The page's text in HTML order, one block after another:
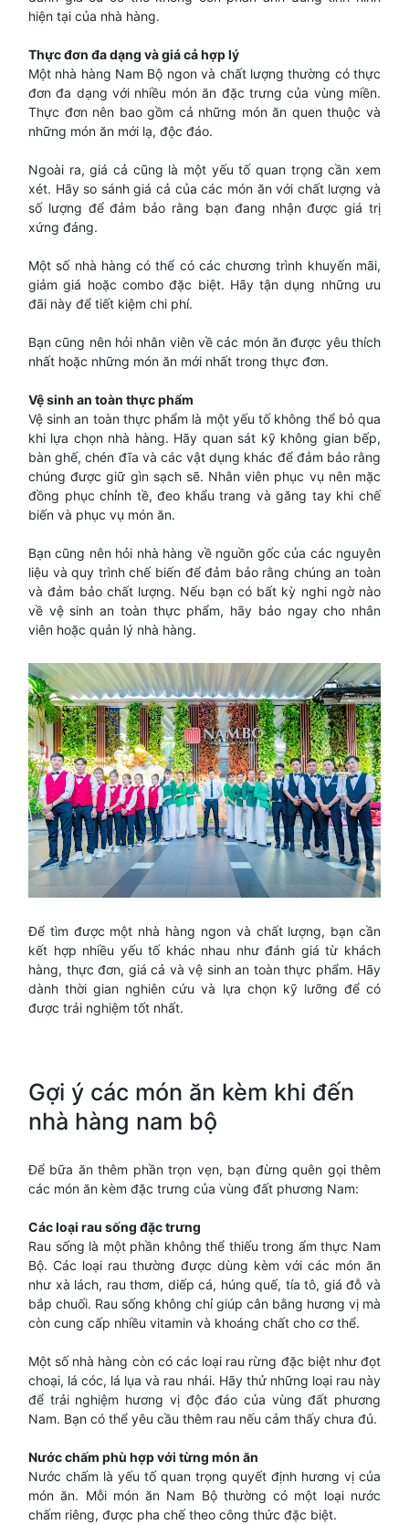
hiện tại của nhà hàng.
Thực đơn đa dạng và giá cả hợp lý
Một nhà hàng Nam Bộ ngon và chất lượng thường có thực
đơn đa dạng với nhiều món ăn đặc trưng của vùng miền.
Thực đơn nên bao gồm cả những món ăn quen thuộc và
những món ăn mới lạ, độc đáo.
Ngoài ra, giá cả cũng là một yếu tố quan trọng cần xem
xét. Hãy so sánh giá cả của các món ăn với chất lượng và
số lượng để đảm bảo rằng bạn đang nhận được giá trị
xứng đáng.
Một số nhà hàng có thể có các chương trình khuyến mãi,
giảm giá hoặc combo đặc biệt. Hãy tận dụng những ưu
đãi này để tiết kiệm chi phí.
Bạn cũng nên hỏi nhân viên về các món ăn được yêu thích
nhất hoặc những món ăn mới nhất trong thực đơn.
Vệ sinh an toàn thực phẩm
Vệ sinh an toàn thực phẩm là một yếu tố không thể bỏ qua
khi lựa chọn nhà hàng. Hãy quan sát kỹ không gian bếp,
bàn ghế, chén đĩa và các vật dụng khác để đảm bảo rằng
chúng được giữ gìn sạch sẽ. Nhân viên phục vụ nên mặc
đồng phục chỉnh tề, đeo khẩu trang và găng tay khi chế
biến và phục vụ món ăn.
Bạn cũng nên hỏi nhà hàng về nguồn gốc của các nguyên
liệu và quy trình chế biến để đảm bảo rằng chúng an toàn
và đảm bảo chất lượng. Nếu bạn có bất kỳ nghi ngờ nào
về vệ sinh an toàn thực phẩm, hãy báo ngay cho nhân
viên hoặc quản lý nhà hàng.
Để tìm được một nhà hàng ngon và chất lượng, bạn cần
kết hợp nhiều yếu tố khác nhau như đánh giá từ khách
hàng, thực đơn, giá cả và vệ sinh an toàn thực phẩm. Hãy
dành thời gian nghiên cứu và lựa chọn kỹ lưỡng để có
được trải nghiệm tốt nhất.
Gợi ý các món ăn kèm khi đến
nhà hàng nam bộ
Để bữa ăn thêm phần trọn vẹn, bạn đừng quên gọi thêm
các món ăn kèm đặc trưng của vùng đất phương Nam:
Các loại rau sống đặc trưng
Rau sống là một phần không thể thiếu trong ẩm thực Nam
Bộ. Các loại rau thường được dùng kèm với các món ăn
như xà lách, rau thơm, diếp cá, húng quế, tía tô, giá đỗ và
bắp chuối. Rau sống không chỉ giúp cân bằng hương vị mà
còn cung cấp nhiều vitamin và khoáng chất cho cơ thể.
Một số nhà hàng còn có các loại rau rừng đặc biệt như đọt
choại, lá cóc, lá lụa và rau nhái. Hãy thử những loại rau này
để trải nghiệm hương vị độc đáo của vùng đất phương
Nam. Bạn có thể yêu cầu thêm rau nếu cảm thấy chưa đủ.
Nước chấm phù hợp với từng món ăn
Nước chấm là yếu tố quan trọng quyết định hương vị của
món ăn. Mỗi món ăn Nam Bộ thường có một loại nước
chấm riêng, được pha chế theo công thức đặc biệt.